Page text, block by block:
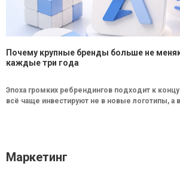
Почему крупные бренды больше не
каждые три года
Эпоха громких ребрендингов подходит к
всё чаще инвестируют не в новые логотипы, а
Маркетинг